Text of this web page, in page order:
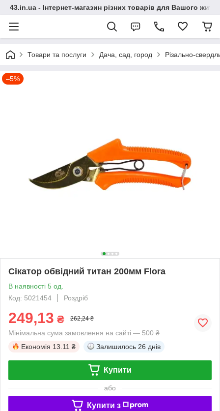
43.in.ua - Інтернет-магазин різних товарів для Вашого
Товари та послуги Дача, сад, город Різально-
–5%
Сікатор обвідний титан 200мм Flora
В наявності 5 од.
Код: 5021454
Роздріб
249,13 ₴ 262,24 ₴
Мінімальна сума замовлення на сайті — 500 ₴
Економія 13.11 ₴ Залишилось 26 днів
Купити
або
Купити з